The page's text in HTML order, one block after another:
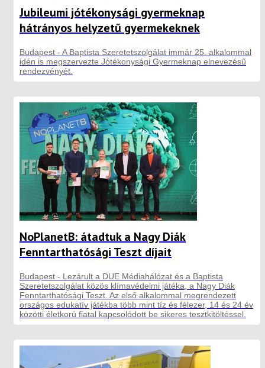
Jubileumi jótékonysági gyermeknap
hátrányos helyzetű gyermekeknek
Budapest - A Baptista Szeretetszolgálat immár 25. alkalommal
idén is megszervezte Jótékonysági Gyermeknap elnevezésű
rendezvényét.
NoPlanetB: átadtuk a Nagy Diák
Fenntarthatósági Teszt díjait
Budapest - Lezárult a DUE Médiahálózat és a Baptista
Szeretetszolgálat közös klímavédelmi játéka, a Nagy Diák
Fenntarthatósági Teszt. Az első alkalommal megrendezett
országos edukatív játékba több mint tíz és félezer, 14 és 24 év
közötti életkorú fiatal kapcsolódott be sikeres tesztkitöltéssel.